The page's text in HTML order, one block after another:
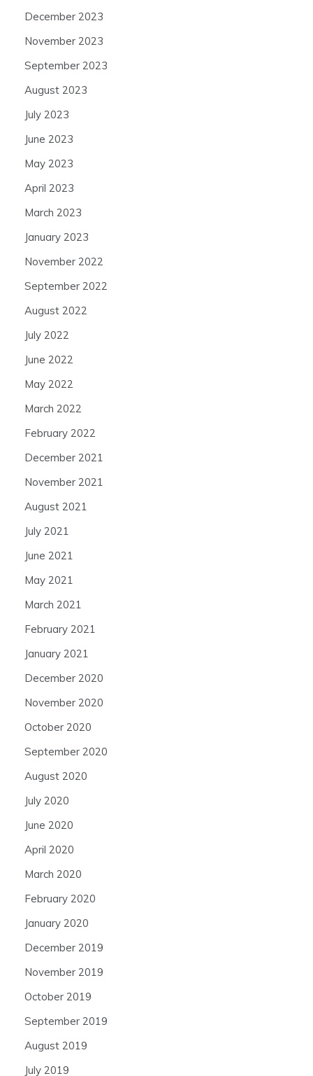
December 2023
November 2023
September 2023
August 2023
July 2023
June 2023
May 2023
April 2023
March 2023
January 2023
November 2022
September 2022
August 2022
July 2022
June 2022
May 2022
March 2022
February 2022
December 2021
November 2021
August 2021
July 2021
June 2021
May 2021
March 2021
February 2021
January 2021
December 2020
November 2020
October 2020
September 2020
August 2020
July 2020
June 2020
April 2020
March 2020
February 2020
January 2020
December 2019
November 2019
October 2019
September 2019
August 2019
July 2019